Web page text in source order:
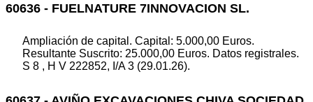
60636 - FUELNATURE 7INNOVACION SL.
Ampliación de capital. Capital: 5.000,00 Euros.
Resultante Suscrito: 25.000,00 Euros. Datos registrales.
S 8 , H V 222852, I/A 3 (29.01.26).